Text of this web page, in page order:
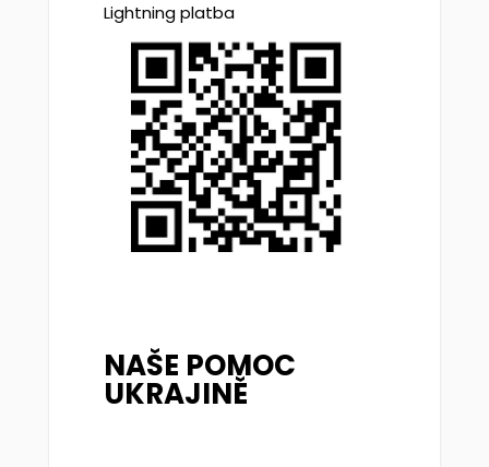
Lightning platba
NAŠE POMOC
UKRAJINĚ